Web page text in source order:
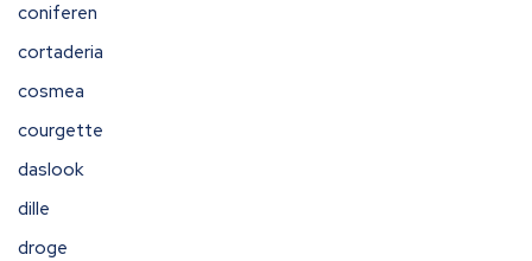
coniferen
cortaderia
cosmea
courgette
daslook
dille
droge